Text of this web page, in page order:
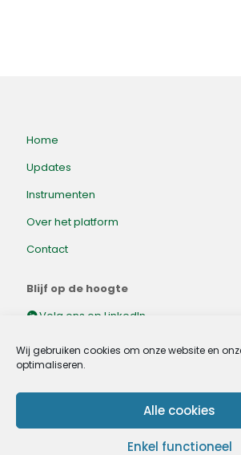
Wij gebruiken cookies om onze website en
optimaliseren.
Alle cookies
Enkel functioneel
Home
Updates
Instrumenten
Over het platform
Contact
Blijf op de hoogte
Volg ons op LinkedIn.